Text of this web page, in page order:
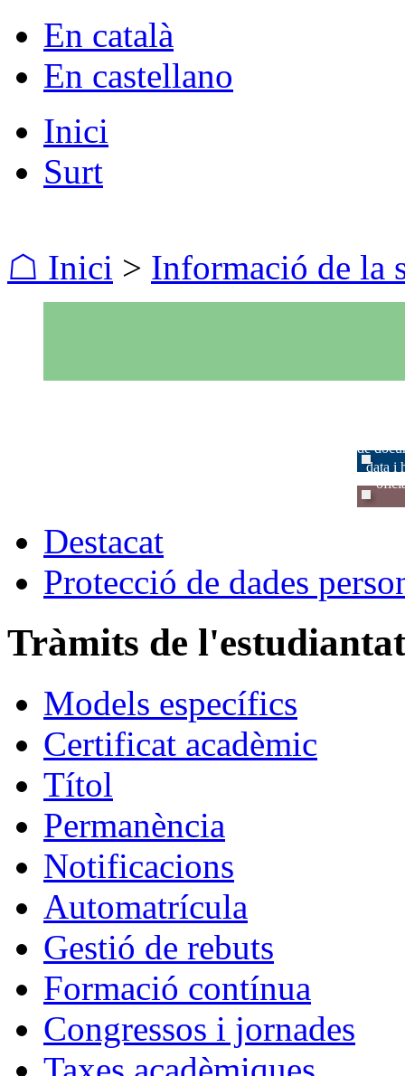
En català
En castellano
Inici
Surt
☖ Inici > Informació de la
de
data i
Destacat
Protecció de dades
Tràmits de l'estudiantat
Models específics
Certificat acadèmic
Títol
Permanència
Notificacions
Automatrícula
Gestió de rebuts
Formació contínua
Congressos i jornades